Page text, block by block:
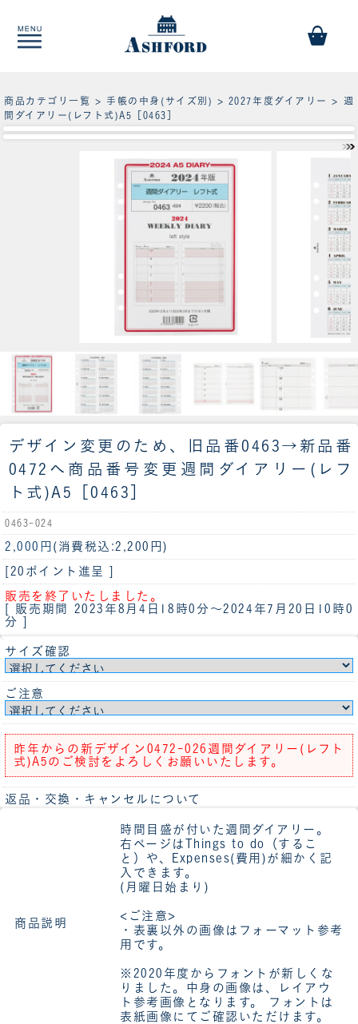
商品カテゴリ一覧 > 手帳の中身(サイズ別) > 2027年度ダイアリー
> 週
間ダイアリー(レフト式)A5［0463］
デザイン変更のため、旧品番0463→新品番
0472へ商品番号変更 週間ダイアリー(レフ
ト式)A5［0463］
0463-024
2,000円 (消費税込:2,200円)
[20ポイント進呈 ]
販売を終了いたしました。
[ 販売期間 2023年8月4日18時0分 ～2024年7月20日10時0
分
サイズ確認
ご注意
昨年からの新デザイン0472-026週間ダイアリー(レフト
式)A5のご検討をよろしくお願いいたします。
返品・交換・キャンセルについて
商品説明
時間目盛が付いた週間ダイアリー。
右ページはThings to do（するこ
と）や、Expenses(費用)が細かく記
入できます。
(月曜日始まり)
<ご注意>
・表裏以外の画像はフォーマット参考
用です。
※2020年度からフォントが新しくな
りました。中身の画像は、レイアウ
ト参考画像となります。 フォントは
表紙画像にてご確認いただけます。